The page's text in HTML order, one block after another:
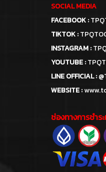
SOCIAL MEDIA
FACEBOOK :
TIKTOK :
INSTAGRAM :
YOUTUBE :
LINE OFFICIAL :
WEBSITE :
ช่องทางการชำร